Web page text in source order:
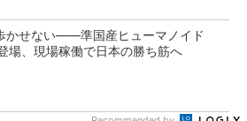
かせない――準国産ヒューマノイド
場、現場稼働で日本の勝ち筋へ